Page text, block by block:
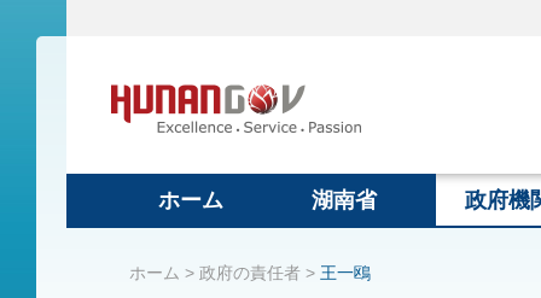
ホーム 湖南省 政府機
ホーム > 政府の責任者 > 王一鴎